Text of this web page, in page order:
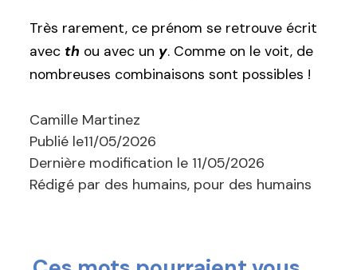
Très rarement, ce prénom se retrouve écrit
avec th ou avec un y. Comme on le voit, de
nombreuses combinaisons sont possibles !
Camille Martinez
Publié le11/05/2026
Dernière modification le 11/05/2026
Rédigé par des humains, pour des humains